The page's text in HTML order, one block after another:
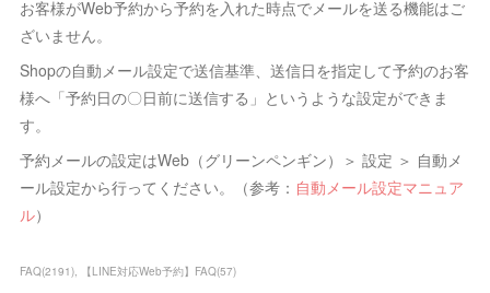
お客様がWeb予約から予約を入れた時点でメールを送る機能はご
ざいません。
Shopの自動メール設定で送信基準、送信日を指定して予約のお客
様へ「予約日の〇日前に送信する」というような設定ができま
す。
予約メールの設定はWeb（グリーンペンギン）＞ 設定 ＞ 自動メ
ール設定から行ってください。（参考： 自動メール設定マニュア
ル）
FAQ(2191) 【LINE対応Web予約】FAQ(57)